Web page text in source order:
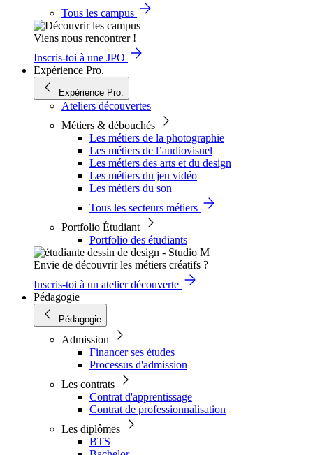
Tous les campus
Viens nous rencontrer !
Inscris-toi à une JPO
Expérience Pro.
Expérience Pro.
Ateliers découvertes
Métiers & débouchés
Les métiers de la photographie
Les métiers de l’audiovisuel
Les métiers des arts et du design
Les métiers du jeu vidéo
Les métiers du son
Tous les secteurs métiers
Portfolio Étudiant
Portfolio des étudiants
Envie de découvrir les métiers créatifs ?
Inscris-toi à un atelier découverte
Pédagogie
Pédagogie
Admission
Financer ses études
Processus d'admission
Les contrats
Contrat d'apprentissage
Contrat de professionnalisation
Les diplômes
BTS